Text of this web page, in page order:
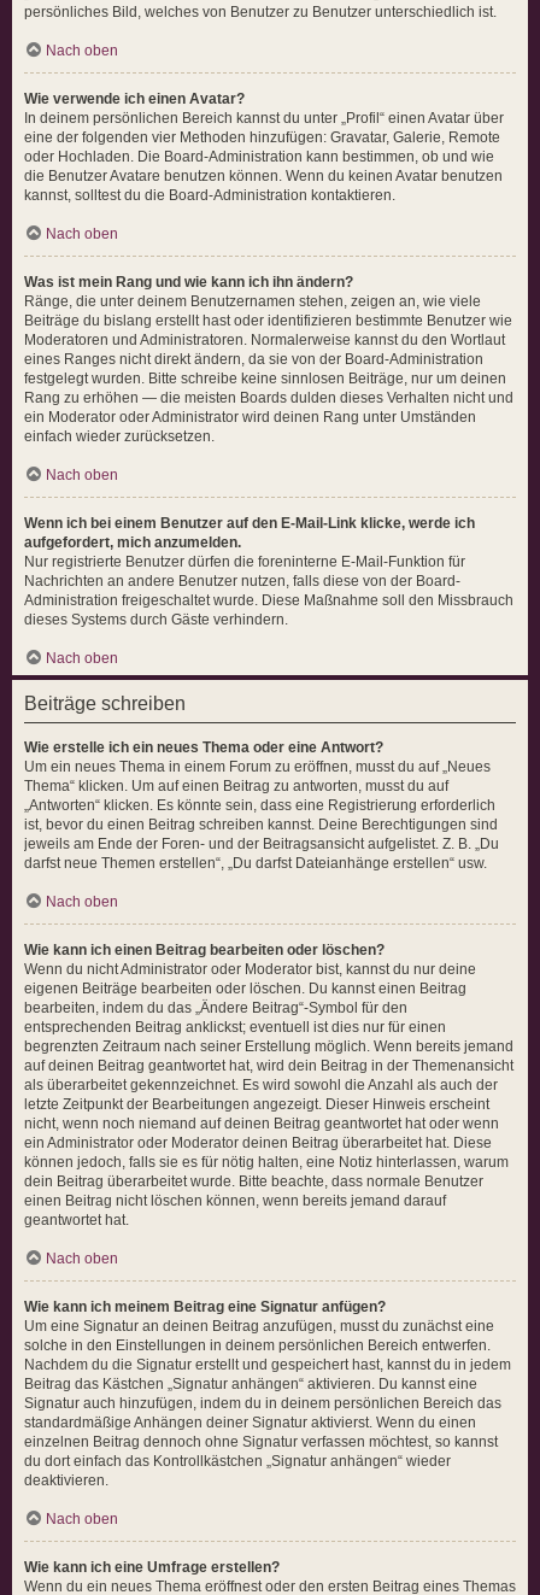
persönliches Bild, welches von Benutzer zu Benutzer unterschiedlich ist.
Nach oben
Wie verwende ich einen Avatar?
In deinem persönlichen Bereich kannst du unter „Profil“ einen Avatar über
eine der folgenden vier Methoden hinzufügen: Gravatar, Galerie, Remote
oder Hochladen. Die Board-Administration kann bestimmen, ob und wie
die Benutzer Avatare benutzen können. Wenn du keinen Avatar benutzen
kannst, solltest du die Board-Administration kontaktieren.
Nach oben
Was ist mein Rang und wie kann ich ihn ändern?
Ränge, die unter deinem Benutzernamen stehen, zeigen an, wie viele
Beiträge du bislang erstellt hast oder identifizieren bestimmte Benutzer wie
Moderatoren und Administratoren. Normalerweise kannst du den Wortlaut
eines Ranges nicht direkt ändern, da sie von der Board-Administration
festgelegt wurden. Bitte schreibe keine sinnlosen Beiträge, nur um deinen
Rang zu erhöhen — die meisten Boards dulden dieses Verhalten nicht und
ein Moderator oder Administrator wird deinen Rang unter Umständen
einfach wieder zurücksetzen.
Nach oben
Wenn ich bei einem Benutzer auf den E-Mail-Link klicke, werde ich
aufgefordert, mich anzumelden.
Nur registrierte Benutzer dürfen die foreninterne E-Mail-Funktion für
Nachrichten an andere Benutzer nutzen, falls diese von der Board-
Administration freigeschaltet wurde. Diese Maßnahme soll den Missbrauch
dieses Systems durch Gäste verhindern.
Nach oben
Beiträge schreiben
Wie erstelle ich ein neues Thema oder eine Antwort?
Um ein neues Thema in einem Forum zu eröffnen, musst du auf „Neues
Thema“ klicken. Um auf einen Beitrag zu antworten, musst du auf
„Antworten“ klicken. Es könnte sein, dass eine Registrierung erforderlich
ist, bevor du einen Beitrag schreiben kannst. Deine Berechtigungen sind
jeweils am Ende der Foren- und der Beitragsansicht aufgelistet. Z. B. „Du
darfst neue Themen erstellen“, „Du darfst Dateianhänge erstellen“ usw.
Nach oben
Wie kann ich einen Beitrag bearbeiten oder löschen?
Wenn du nicht Administrator oder Moderator bist, kannst du nur deine
eigenen Beiträge bearbeiten oder löschen. Du kannst einen Beitrag
bearbeiten, indem du das „Ändere Beitrag“-Symbol für den
entsprechenden Beitrag anklickst; eventuell ist dies nur für einen
begrenzten Zeitraum nach seiner Erstellung möglich. Wenn bereits jemand
auf deinen Beitrag geantwortet hat, wird dein Beitrag in der Themenansicht
als überarbeitet gekennzeichnet. Es wird sowohl die Anzahl als auch der
letzte Zeitpunkt der Bearbeitungen angezeigt. Dieser Hinweis erscheint
nicht, wenn noch niemand auf deinen Beitrag geantwortet hat oder wenn
ein Administrator oder Moderator deinen Beitrag überarbeitet hat. Diese
können jedoch, falls sie es für nötig halten, eine Notiz hinterlassen, warum
dein Beitrag überarbeitet wurde. Bitte beachte, dass normale Benutzer
einen Beitrag nicht löschen können, wenn bereits jemand darauf
geantwortet hat.
Nach oben
Wie kann ich meinem Beitrag eine Signatur anfügen?
Um eine Signatur an deinen Beitrag anzufügen, musst du zunächst eine
solche in den Einstellungen in deinem persönlichen Bereich entwerfen.
Nachdem du die Signatur erstellt und gespeichert hast, kannst du in jedem
Beitrag das Kästchen „Signatur anhängen“ aktivieren. Du kannst eine
Signatur auch hinzufügen, indem du in deinem persönlichen Bereich das
standardmäßige Anhängen deiner Signatur aktivierst. Wenn du einen
einzelnen Beitrag dennoch ohne Signatur verfassen möchtest, so kannst
du dort einfach das Kontrollkästchen „Signatur anhängen“ wieder
deaktivieren.
Nach oben
Wie kann ich eine Umfrage erstellen?
Wenn du ein neues Thema eröffnest oder den ersten Beitrag eines Themas